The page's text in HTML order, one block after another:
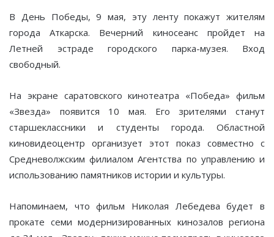
В День Победы, 9 мая, эту ленту покажут жителям
города Аткарска. Вечерний киносеанс пройдет на
Летней эстраде городского парка-музея. Вход
свободный.
На экране саратовского кинотеатра «Победа» фильм
«Звезда» появится 10 мая. Его зрителями станут
старшеклассники и студенты города. Областной
киновидеоцентр организует этот показ совместно с
Средневолжским филиалом Агентства по управлению и
использованию памятников истории и культуры.
Напоминаем, что фильм Николая Лебедева будет в
прокате семи модернизированных кинозалов региона